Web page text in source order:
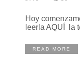
Hoy
leerla AQUÍ la
READ MORE